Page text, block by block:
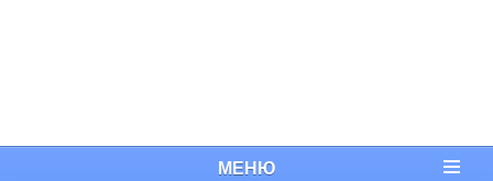
МЕНЮ